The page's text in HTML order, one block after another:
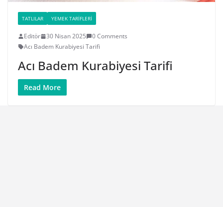
TATLILAR YEMEK TARIFLERI
Editör 30 Nisan 2025
0 Comments
Acı Badem Kurabiyesi Tarifi
Acı Badem Kurabiyesi Tarifi
Read More